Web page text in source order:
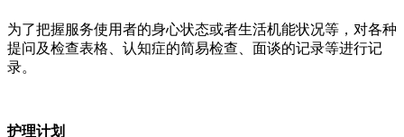
为了把握服务使用者的身心状态或者生活机能状况等，对各种
提问及检查表格、认知症的简易检查、面谈的记录等进行记
录。
护理计划